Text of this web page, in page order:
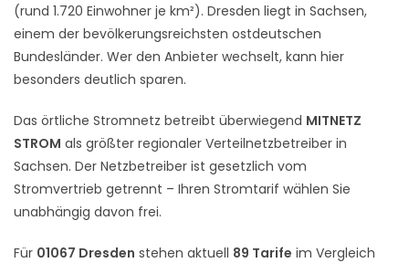
(rund 1.720 Einwohner je km²). Dresden liegt in Sachsen,
einem der bevölkerungsreichsten ostdeutschen
Bundesländer. Wer den Anbieter wechselt, kann hier
besonders deutlich sparen.
Das örtliche Stromnetz betreibt überwiegend MITNETZ
STROM als größter regionaler Verteilnetzbetreiber in
Sachsen. Der Netzbetreiber ist gesetzlich vom
Stromvertrieb getrennt – Ihren Stromtarif wählen Sie
unabhängig davon frei.
Für 01067 Dresden stehen aktuell 89 Tarife im Vergleich